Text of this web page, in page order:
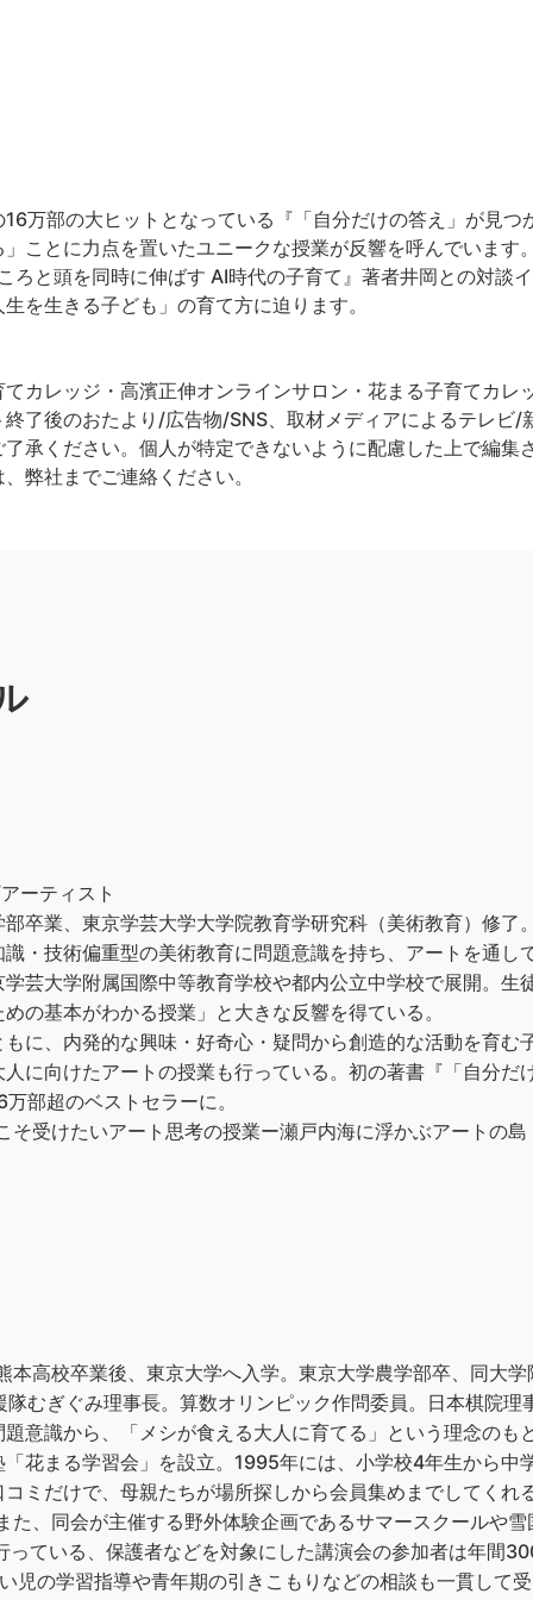
万部の大ヒットとなっている『「自分だけの答え」が見つ
ことに力点を置いたユニークな授業が反響を呼んでいます
ろと頭を同時に伸ばす AI時代の子育て』著者井岡との対談
を生きる子ども」の育て方に迫ります。
カレッジ・高濱正伸オンラインサロン・花まる子育てカレ
了後のおたより/広告物/SNS、取材メディアによるテレビ
承ください。個人が特定できないように配慮した上で編集
弊社までご連絡ください。
ーティスト
卒業、東京学芸大学大学院教育学研究科（美術教育）修了
・技術偏重型の美術教育に問題意識を持ち、アートを通し
芸大学附属国際中等教育学校や都内公立中学校で展開。生
の基本がわかる授業」と大きな反響を得ている。
に、内発的な興味・好奇心・疑問から創造的な活動を育む
に向けたアートの授業も行っている。初の著書『「自分だ
部超のベストセラーに。
そ受けたいアート思考の授業ー瀬戸内海に浮かぶアートの
高校卒業後、東京大学へ入学。東京大学農学部卒、同大
むぎぐみ理事長。算数オリンピック作問委員。日本棋院
意識から、「メシが食える大人に育てる」という理念のも
花まる学習会」を設立。1995年には、小学校4年生から中
ミだけで、母親たちが場所探しから会員集めまでしてく
、同会が主催する野外体験企画であるサマースクールや
ている、保護者などを対象にした講演会の参加者は年間
児の学習指導や青年期の引きこもりなどの相談も一貫して